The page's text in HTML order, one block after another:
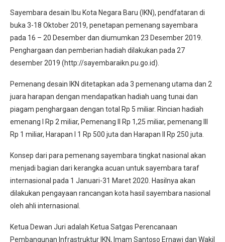
Sayembara desain Ibu Kota Negara Baru (IKN), pendfataran di
buka 3-18 Oktober 2019, penetapan pemenang sayembara
pada 16 – 20 Desember dan diumumkan 23 Desember 2019.
Penghargaan dan pemberian hadiah dilakukan pada 27
desember 2019 (http://sayembaraikn.pu.go.id).
Pemenang desain IKN ditetapkan ada 3 pemenang utama dan 2
juara harapan dengan mendapatkan hadiah uang tunai dan
piagam penghargaan dengan total Rp 5 miliar. Rincian hadiah
emenang I Rp 2 miliar, Pemenang II Rp 1,25 miliar, pemenang III
Rp 1 miliar, Harapan I 1 Rp 500 juta dan Harapan II Rp 250 juta.
Konsep dari para pemenang sayembara tingkat nasional akan
menjadi bagian dari kerangka acuan untuk sayembara taraf
internasional pada 1 Januari-31 Maret 2020. Hasilnya akan
dilakukan pengayaan rancangan kota hasil sayembara nasional
oleh ahli internasional.
Ketua Dewan Juri adalah Ketua Satgas Perencanaan
Pembangunan Infrastruktur IKN, Imam Santoso Ernawi dan Wakil